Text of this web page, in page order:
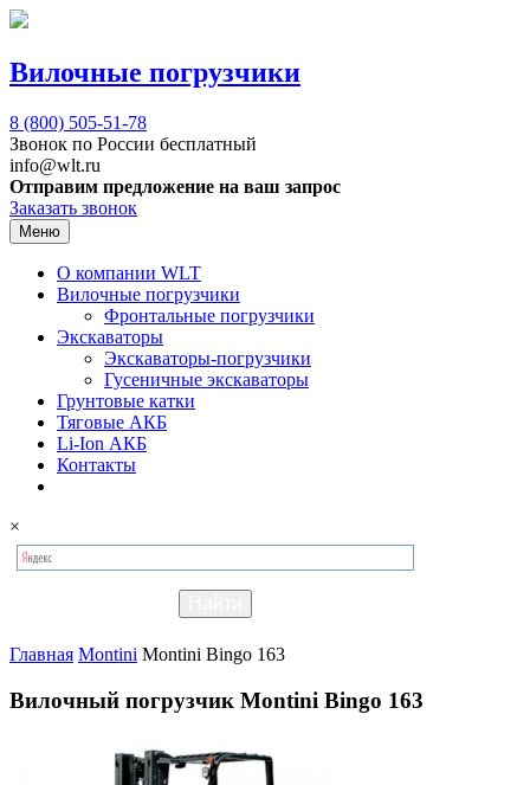
Вилочные погрузчики
8 (800) 505-51-78
Звонок по России бесплатный
info@wlt.ru
Отправим предложение на ваш запрос
Заказать звонок
Меню
О компании WLT
Вилочные погрузчики
Фронтальные погрузчики
Экскаваторы
Экскаваторы-погрузчики
Гусеничные экскаваторы
Грунтовые катки
Тяговые АКБ
Li-Ion АКБ
Контакты
×
Главная Montini Montini Bingo 163
Вилочный погрузчик Montini Bingo 163